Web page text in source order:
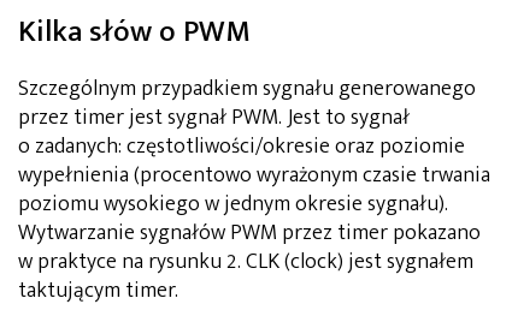
Kilka słów o PWM
Szczególnym przypadkiem sygnału generowanego
przez timer jest sygnał PWM. Jest to sygnał
o zadanych: częstotliwości/okresie oraz poziomie
wypełnienia (procentowo wyrażonym czasie trwania
poziomu wysokiego w jednym okresie sygnału).
Wytwarzanie sygnałów PWM przez timer pokazano
w praktyce na rysunku 2. CLK (clock) jest sygnałem
taktującym timer.